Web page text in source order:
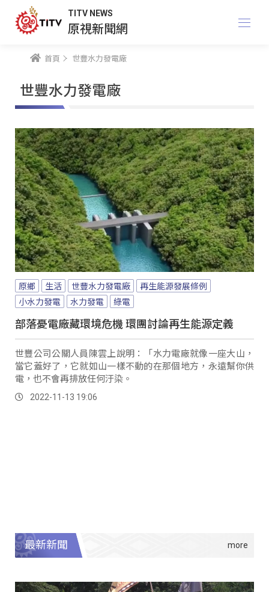
TITV NEWS
原視新聞網
首頁 世豐水力發電廠
世豐水力發電廠
原鄉 生活 世豐水力發電廠
再生能源發展條例
小水力發電
水力發電 綠電
部落憂電廠藏環境危機 環團討論再生能源定義
世豐公司公關人員陳雲上說明：「水力電廠就像一座大山，
當它蓋好了，它就如山一樣不動的在那個地方，永遠幫你供
電，也不會再排放任何汙染。
2022-11-13 19:06
最新新聞